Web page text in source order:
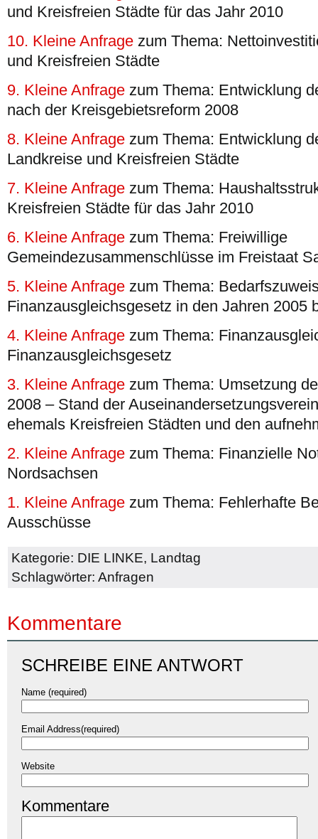
und Kreisfreien Städte für das Jahr 2010
10. Kleine Anfrage zum Thema:
und Kreisfreien Städte
9. Kleine Anfrage zum Thema: Entwicklung
nach der Kreisgebietsreform 2008
8. Kleine Anfrage zum Thema: Entwicklung
Landkreise und Kreisfreien Städte
7. Kleine Anfrage zum Thema:
Kreisfreien Städte für das Jahr 2010
6. Kleine Anfrage zum Thema: Freiwillige
Gemeindezusammenschlüsse im Freistaat
5. Kleine Anfrage zum Thema:
Finanzausgleichsgesetz in den Jahren 2005
4. Kleine Anfrage zum Thema:
Finanzausgleichsgesetz
3. Kleine Anfrage zum Thema: Umsetzung
2008 – Stand der
ehemals Kreisfreien Städten und den
2. Kleine Anfrage zum Thema: Finanzielle
Nordsachsen
1. Kleine Anfrage zum Thema: Fehlerhafte
Ausschüsse
Kategorie: DIE LINKE, Landtag
Schlagwörter: Anfragen
Kommentare
SCHREIBE EINE ANTWORT
Name (required)
Email Address(required)
Website
Kommentare